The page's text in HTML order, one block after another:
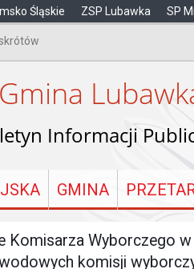
Śląskie ZSP Lubawka SP
Gmina
Informacji
GMINA
Komisarza Wyborczego
komisji